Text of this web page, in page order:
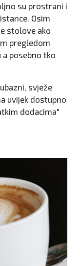
su prostrani i
Osim
stolove ako
pregledom
a posebno tko
svježe
uvijek dostupno
dodacima"